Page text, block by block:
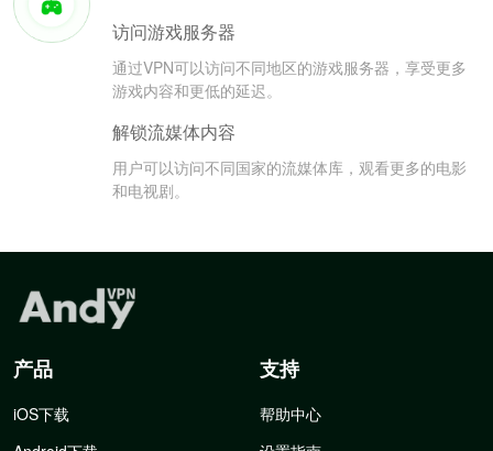
访问游戏服务器
通过VPN可以访问不同地区的游戏服务器，享受更多
游戏内容和更低的延迟。
解锁流媒体内容
用户可以访问不同国家的流媒体库，观看更多的电影
和电视剧。
产品
iOS下载
支持
帮助中心